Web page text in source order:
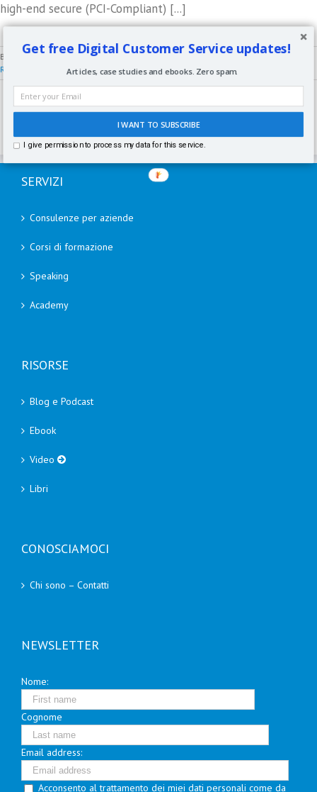
high-end secure (PCI-Compliant) [...]
By Paolo Fabrizio | Giugno 9th, 2013 | Blog | 0 Comments
Read More
SERVIZI
Consulenze per aziende
Corsi di formazione
Speaking
Academy
RISORSE
Blog e Podcast
Ebook
Video
Libri
CONOSCIAMOCI
Chi sono – Contatti
NEWSLETTER
Nome:
Cognome
Email address:
Acconsento al trattamento dei miei dati personali come da
Get free Digital Customer Service updates!
I WANT TO SUBSCRIBE
I give permission to process my data for this service.
Articles, case studies and ebooks. Zero spam.